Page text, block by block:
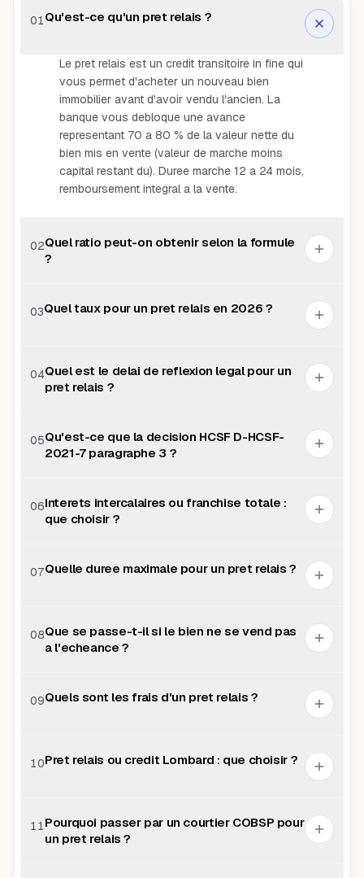
01Qu'est-ce qu'un pret relais ?
Le pret relais est un credit transitoire in fine qui
vous permet d'acheter un nouveau bien
immobilier avant d'avoir vendu l'ancien. La
banque vous debloque une avance
representant 70 a 80 % de la valeur nette du
bien mis en vente (valeur de marche moins
capital restant du). Duree marche 12 a 24 mois,
remboursement integral a la vente.
02Quel ratio peut-on obtenir selon la formule
?
03Quel taux pour un pret relais en 2026 ?
04Quel est le delai de reflexion legal pour un
pret relais ?
05Qu'est-ce que la decision HCSF D-HCSF-
2021-7 paragraphe 3 ?
06Interets intercalaires ou franchise totale :
que choisir ?
07Quelle duree maximale pour un pret relais ?
08Que se passe-t-il si le bien ne se vend pas
a l'echeance ?
09Quels sont les frais d'un pret relais ?
10Pret relais ou credit Lombard : que choisir ?
11Pourquoi passer par un courtier COBSP pour
un pret relais ?